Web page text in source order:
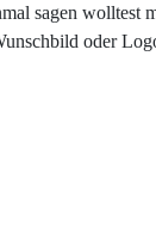
sagen wolltest
oder